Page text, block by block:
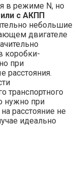
в режиме N, но
с АКПП
небольшие
двигателе
коробки-
при
расстояния.
транспортного
нужно при
расстояние не
идеально